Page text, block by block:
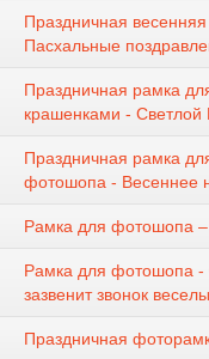
Праздничная
Пасхальные
Праздничная рамка
крашенками - Светлой
Праздничная рамка
фотошопа - Весеннее
Рамка для фотошопа
Рамка для фотошопа -
зазвенит звонок
Праздничная